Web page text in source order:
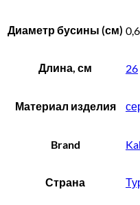
Диаметр бусины (см) 0,6
Длина, см 26
Материал изделия
Brand
Страна